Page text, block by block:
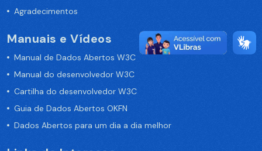
Agradecimentos
Manuais e Vídeos
Manual de Dados Abertos W3C
Manual do desenvolvedor W3C
Cartilha do desenvolvedor W3C
Guia de Dados Abertos OKFN
Dados Abertos para um dia a dia melhor